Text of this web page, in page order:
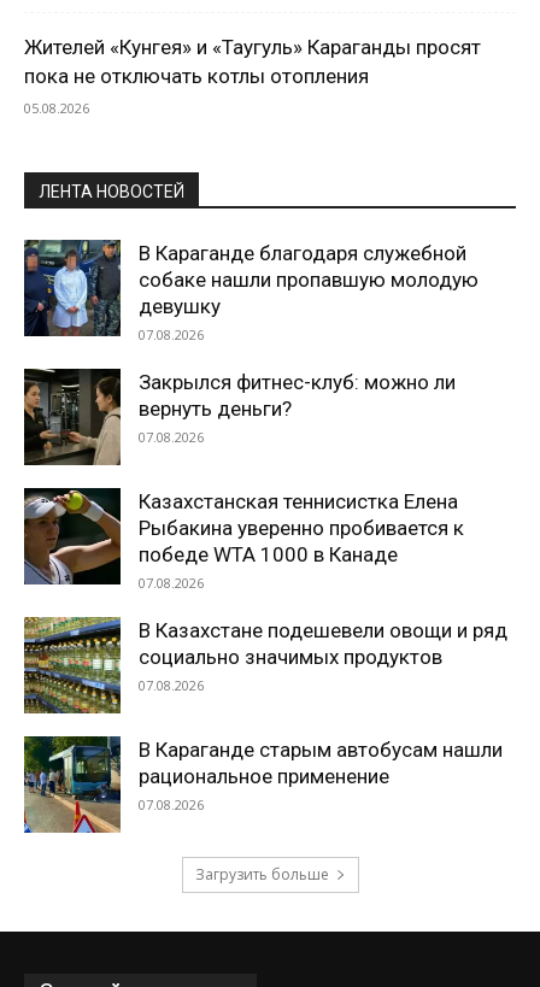
Жителей «Кунгея» и «Таугуль» Караганды просят
пока не отключать котлы отопления
05.08.2026
ЛЕНТА НОВОСТЕЙ
В Караганде благодаря служебной
собаке нашли пропавшую молодую
девушку
07.08.2026
Закрылся фитнес-клуб: можно ли
вернуть деньги?
07.08.2026
Казахстанская теннисистка Елена
Рыбакина уверенно пробивается к
победе WTA 1000 в Канаде
07.08.2026
В Казахстане подешевели овощи и ряд
социально значимых продуктов
07.08.2026
В Караганде старым автобусам нашли
рациональное применение
07.08.2026
Загрузить больше